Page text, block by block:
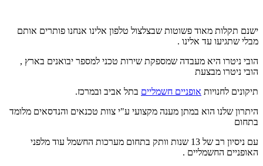
ישנם תקלות מאוד פשוטות שבצלצול טלפון אלינו אנחנו פותרים אותם
מבלי שתגיעו עד אלינו .
הובי ניטרו היא מעבדה שמספקת שירות טכני למספר יבואנים בארץ ,
הובי ניטרו מבצעת
תיקונים לחנויות אופניים חשמליים בתל אביב ובמרכז.
היתרון שלנו הוא במתן מענה מקצועי ע"י צוות טכנאים והנדסאים מלומד
בתחום
עם ניסיון רב של 13 שנות וותק בתחום מערכות החשמל עוד מלפני
האופניים החשמליים .